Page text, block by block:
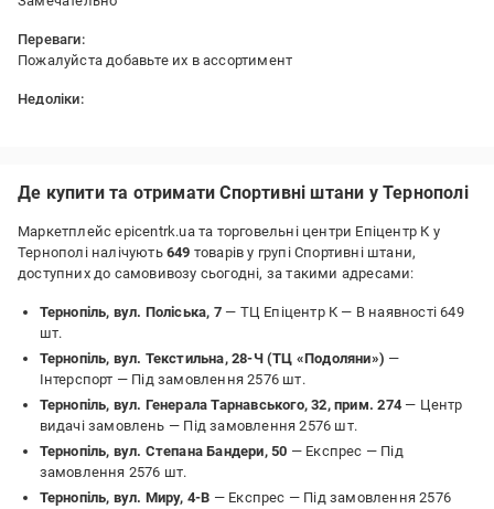
Переваги:
Пожалуйста добавьте их в ассортимент
Недоліки:
Де купити та отримати Спортивні штани у Тернополі
Маркетплейс epicentrk.ua та торговельні центри Епіцентр К у
Тернополі налічують 649 товарів у групі Спортивні штани,
доступних до самовивозу сьогодні, за такими адресами:
Тернопіль, вул. Поліська, 7— ТЦ Епіцентр К — В наявності 649
шт.
Тернопіль, вул. Текстильна, 28-Ч (ТЦ «Подоляни») —
Інтерспорт — Під замовлення 2576 шт.
Тернопіль, вул. Генерала Тарнавського, 32, прим. 274— Центр
видачі замовлень — Під замовлення 2576 шт.
Тернопіль, вул. Степана Бандери, 50 — Експрес — Під
замовлення 2576 шт.
Тернопіль, вул. Миру, 4-В — Експрес — Під замовлення 2576